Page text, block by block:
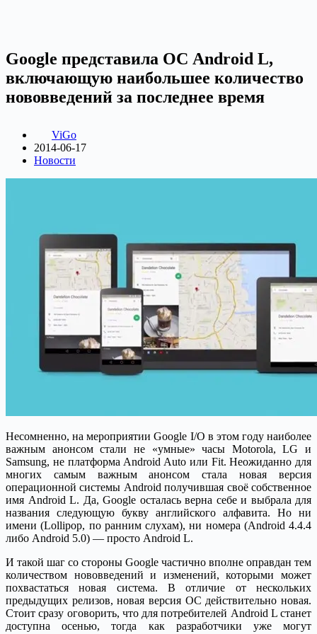
Google представила ОС Android L,
включающую наибольшее количество
нововведений за последнее время
ViGo
2014-06-17
Новости
Несомненно, на мероприятии Google I/O в этом году наиболее
важным анонсом стали не «умные» часы Motorola, LG и
Samsung, не платформа Android Auto или Fit. Неожиданно для
многих самым важным анонсом стала новая версия
операционной системы Android получившая своё собственное
имя Android L. Да, Google осталась верна себе и выбрала для
названия следующую букву английского алфавита. Но ни
имени (Lollipop, по ранним слухам), ни номера (Android 4.4.4
либо Android 5.0) — просто Android L.
И такой шаг со стороны Google частично вполне оправдан тем
количеством нововведений и изменений, которыми может
похвастаться новая система. В отличие от нескольких
предыдущих релизов, новая версия ОС действительно новая.
Стоит сразу оговорить, что для потребителей Android L станет
доступна осенью, тогда как разработчики уже могут